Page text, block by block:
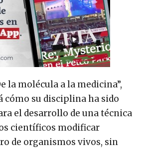
la molécula a la medicina”,
cómo su disciplina ha sido
el desarrollo de una técnica
científicos modificar
de organismos vivos, sin